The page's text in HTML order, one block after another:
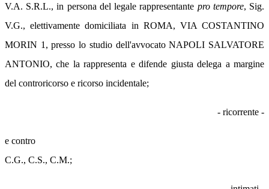
V.A. S.R.L., in persona del legale rappresentante pro tempore, Sig.
V.G., elettivamente domiciliata in ROMA, VIA COSTANTINO
MORIN 1, presso lo studio dell'avvocato NAPOLI SALVATORE
ANTONIO, che la rappresenta e difende giusta delega a margine
del controricorso e ricorso incidentale;
- ricorrente -
e contro
C.G., C.S., C.M.;